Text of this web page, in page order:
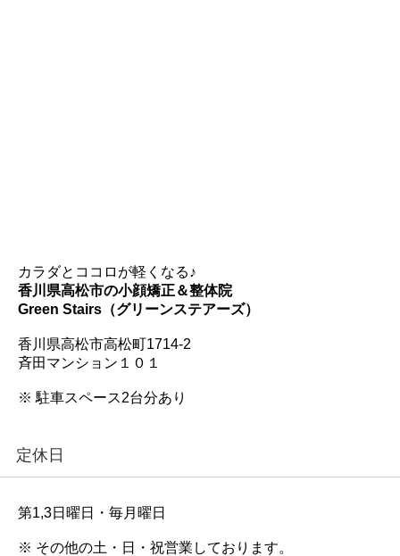
カラダとココロが軽くなる♪
香川県高松市の小顔矯正＆整体院
Green Stairs（グリーンステアーズ）
香川県高松市高松町1714-2
斉田マンション１０１
※ 駐車スペース2台分あり
定休日
第1,3日曜日・毎月曜日
※ その他の土・日・祝営業しております。